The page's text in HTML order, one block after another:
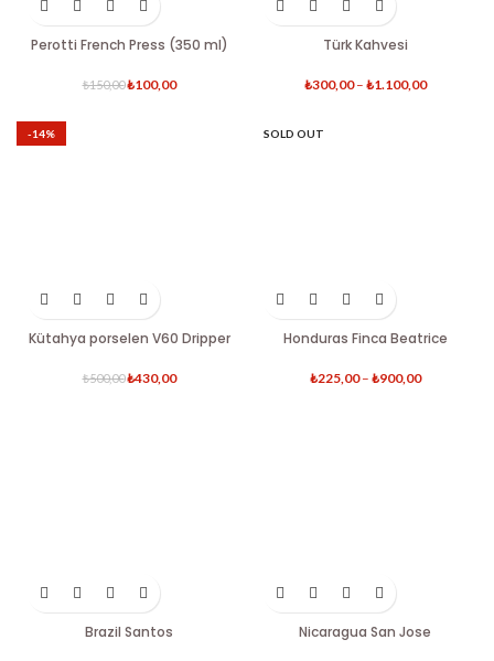
Perotti French Press (350 ml)
₺150,00₺100,00
Türk Kahvesi
₺300,00 – ₺1.100,00
-14%
Kütahya porselen V60 Dripper
₺500,00₺430,00
SOLD OUT
Honduras Finca Beatrice
₺225,00 – ₺900,00
Brazil Santos Nicaragua San Jose